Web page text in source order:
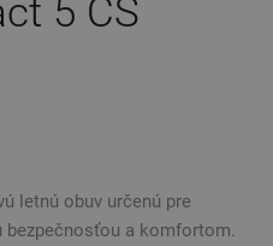
5 CS
letnú obuv určenú pre
bezpečnosťou a komfortom.